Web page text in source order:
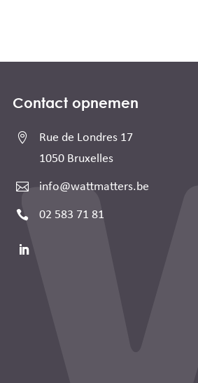
Contact opnemen

Rue de Londres 17
1050 Bruxelles
 info@wattmatters.be
 02 583 71 81